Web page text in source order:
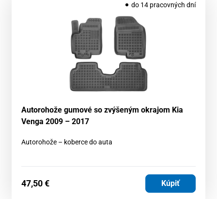
do 14 pracovných dní
Autorohože gumové so zvýšeným okrajom Kia
Venga 2009 – 2017
Autorohože – koberce do auta
47,50€ Kúpiť